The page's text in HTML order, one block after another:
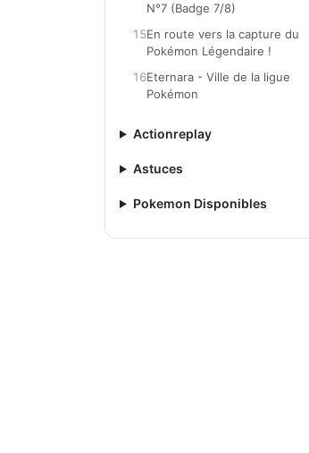
N°7 (Badge 7/8)
15En route vers la capture du
Pokémon Légendaire !
16Eternara - Ville de la ligue
Pokémon
Actionreplay
Astuces
Pokemon Disponibles